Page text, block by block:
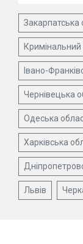
Закарпатська
Кримінальний
Івано-
Чернівецька
Одеська
Харківська
Львів